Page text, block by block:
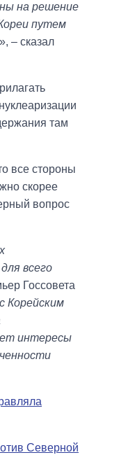
на решение
путем
», – сказал
там
все стороны
скорее
вопрос
всего
Госсовета
Корейским
интересы
Северной